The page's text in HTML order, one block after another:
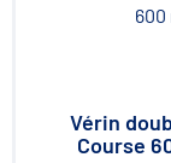
Vérin
Course